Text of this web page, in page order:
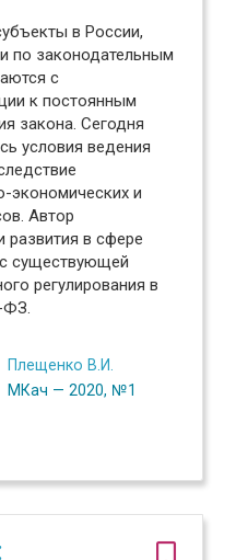
в России,
по законодательным
с
к постоянным
закона. Сегодня
условия ведения
экономических и
Автор
развития в сфере
с существующей
регулирования в
ФЗ.
Плещенко В.И.
МКач — 2020, №1